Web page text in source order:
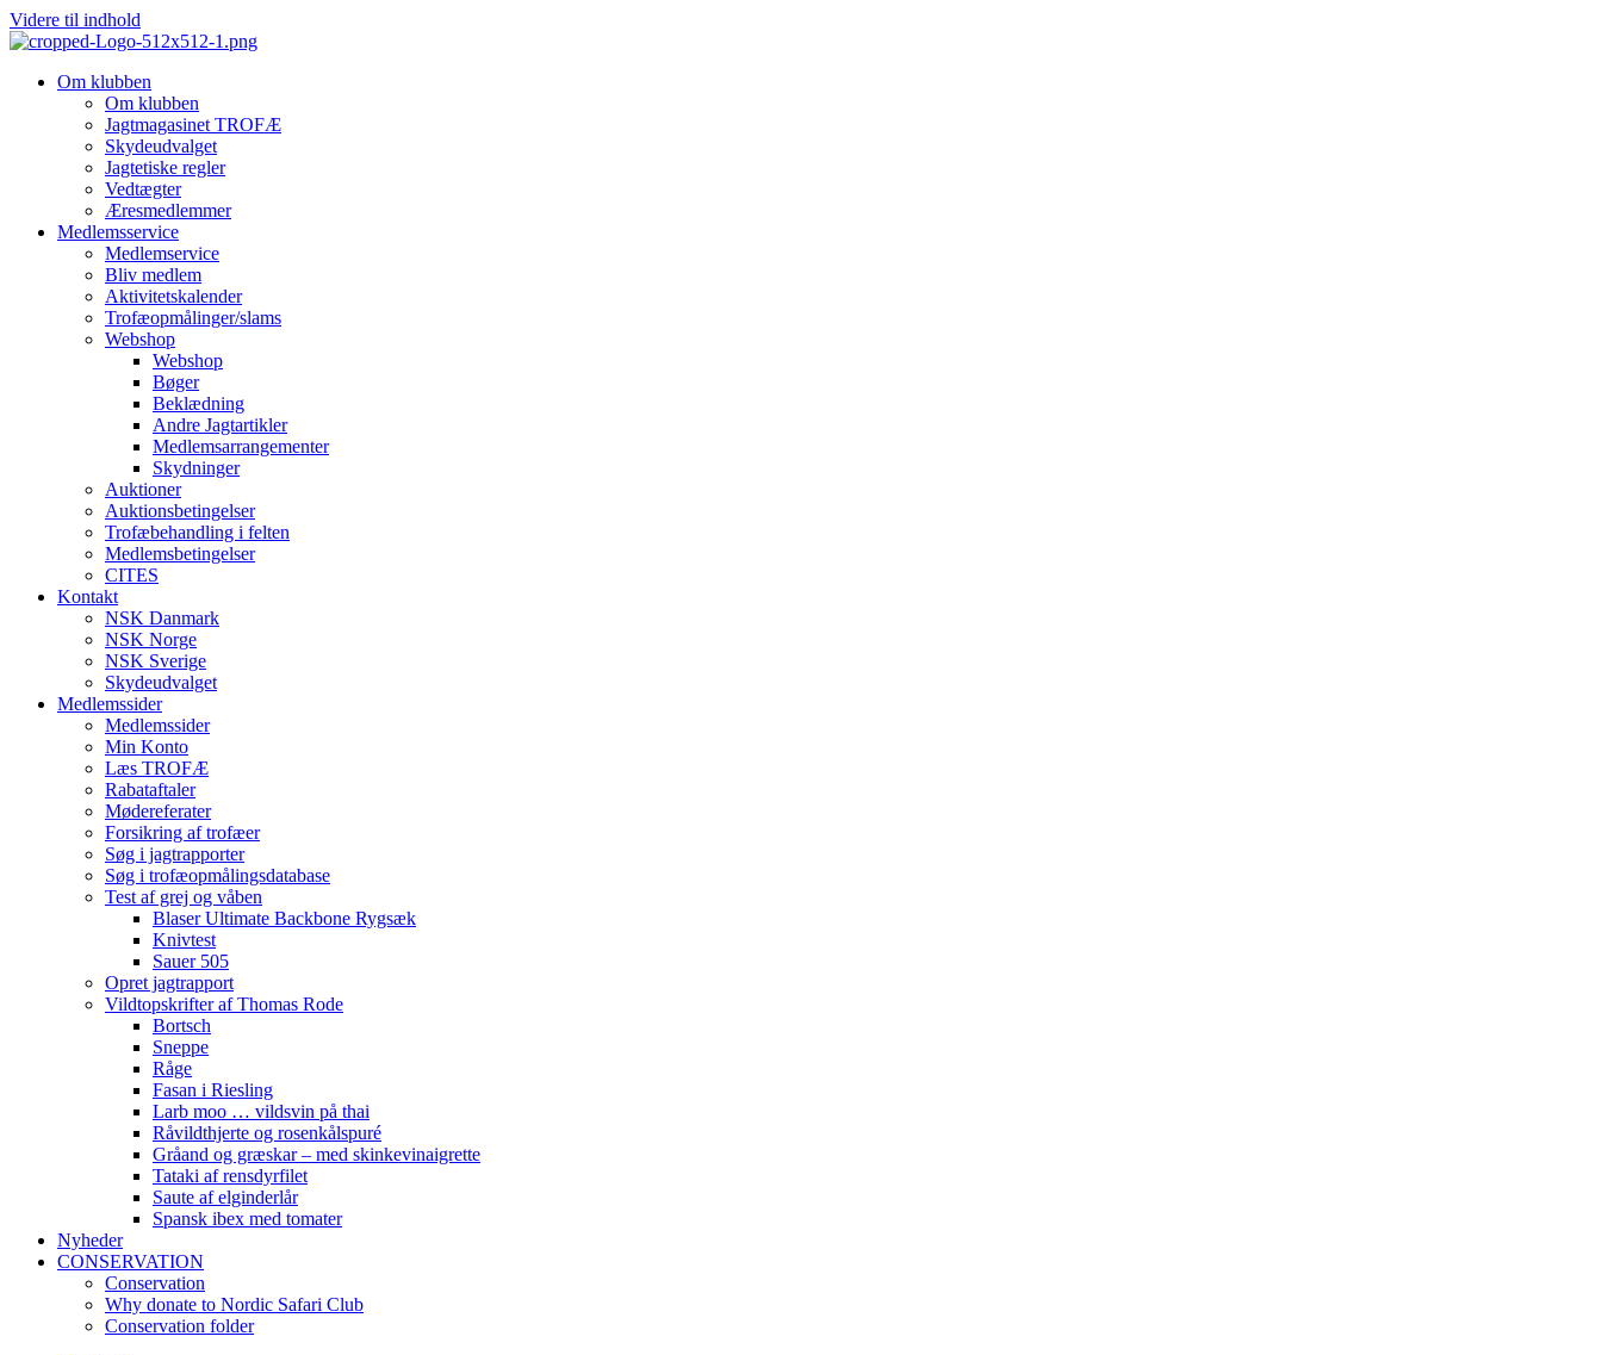
Videre til indhold
Om klubben
Om klubben
Jagtmagasinet TROFÆ
Skydeudvalget
Jagtetiske regler
Vedtægter
Æresmedlemmer
Medlemsservice
Medlemservice
Bliv medlem
Aktivitetskalender
Trofæopmålinger/slams
Webshop
Webshop
Bøger
Beklædning
Andre Jagtartikler
Medlemsarrangementer
Skydninger
Auktioner
Auktionsbetingelser
Trofæbehandling i felten
Medlemsbetingelser
CITES
Kontakt
NSK Danmark
NSK Norge
NSK Sverige
Skydeudvalget
Medlemssider
Medlemssider
Min Konto
Læs TROFÆ
Rabataftaler
Mødereferater
Forsikring af trofæer
Søg i jagtrapporter
Søg i trofæopmålingsdatabase
Test af grej og våben
Blaser Ultimate Backbone Rygsæk
Knivtest
Sauer 505
Opret jagtrapport
Vildtopskrifter af Thomas Rode
Bortsch
Sneppe
Råge
Fasan i Riesling
Larb moo … vildsvin på thai
Råvildthjerte og rosenkålspuré
Gråand og græskar – med skinkevinaigrette
Tataki af rensdyrfilet
Saute af elginderlår
Spansk ibex med tomater
Nyheder
CONSERVATION
Conservation
Why donate to Nordic Safari Club
Conservation folder